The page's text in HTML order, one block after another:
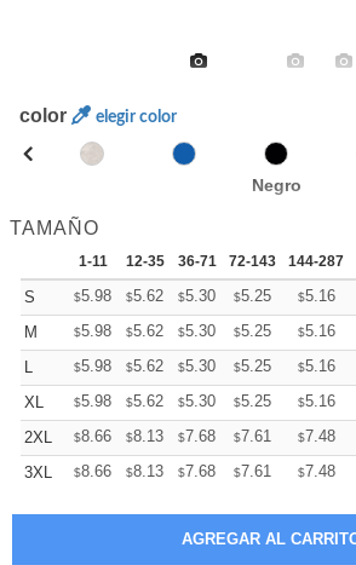
color elegir color
Negro
TAMAÑO
1-11 12-35 36-71 72-143 144-287
S $5.98 $5.62 $5.30 $5.25 $5.16
M
$5.98 $5.62 $5.30 $5.25 $5.16
L
$5.98 $5.62 $5.30 $5.25 $5.16
XL
$5.98 $5.62 $5.30 $5.25 $5.16
2XL
$8.66 $8.13 $7.68 $7.61 $7.48
3XL
$8.66 $8.13 $7.68 $7.61 $7.48